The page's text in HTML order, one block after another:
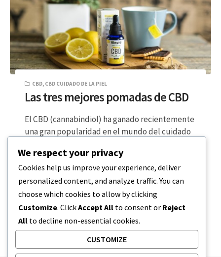
CBD, CBD CUIDADO DE LA PIEL
Las tres mejores pomadas de CBD
El CBD (cannabindiol) ha ganado recientemente
una gran popularidad en el mundo del cuidado
la…
LECTURA DE 3 MINUTOS 20 DE JUNIO DE 2023
We respect your privacy
Cookies help us improve your experience, deliver
personalized content, and analyze traffic. You can
choose which cookies to allow by clicking
Customize. ClickAccept All to consent or Reject
All to decline non-essential cookies.
CUSTOMIZE